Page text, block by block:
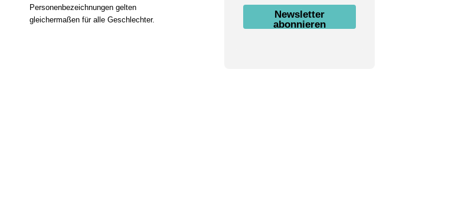
Personenbezeichnungen gelten
gleichermaßen für alle Geschlechter.
u
g
Newsletter
abonnieren